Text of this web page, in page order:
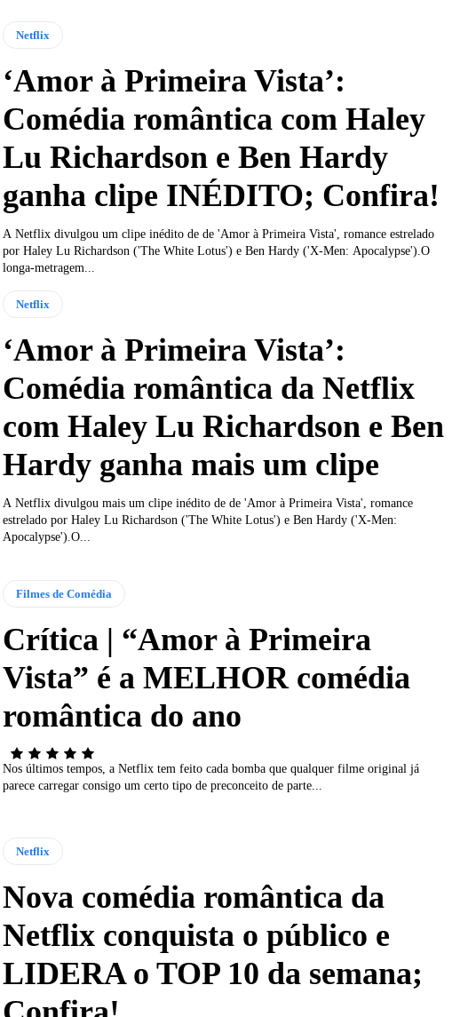
Netflix
‘Amor à Primeira Vista’:
Comédia romântica com Haley
Lu Richardson e Ben Hardy
ganha clipe INÉDITO; Confira!
A Netflix divulgou um clipe inédito de de 'Amor à Primeira Vista', romance estrelado
por Haley Lu Richardson ('The White Lotus') e Ben Hardy ('X-Men: Apocalypse').O
longa-metragem...
Netflix
‘Amor à Primeira Vista’:
Comédia romântica da Netflix
com Haley Lu Richardson e Ben
Hardy ganha mais um clipe
A Netflix divulgou mais um clipe inédito de de 'Amor à Primeira Vista', romance
estrelado por Haley Lu Richardson ('The White Lotus') e Ben Hardy ('X-Men:
Apocalypse').O...
Filmes de Comédia
Crítica | “Amor à Primeira
Vista” é a MELHOR comédia
romântica do ano
Nos últimos tempos, a Netflix tem feito cada bomba que qualquer filme original já
parece carregar consigo um certo tipo de preconceito de parte...
Netflix
Nova comédia romântica da
Netflix conquista o público e
LIDERA o TOP 10 da semana;